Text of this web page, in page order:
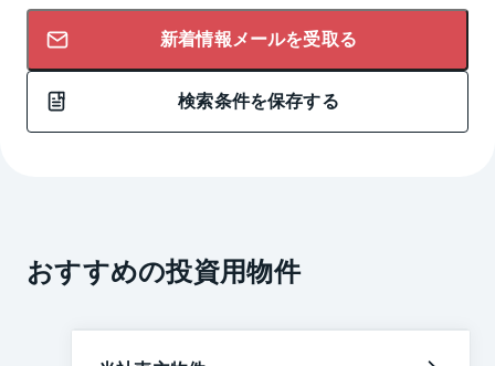
新着情報メールを受取る
検索条件を保存する
おすすめの投資用物件